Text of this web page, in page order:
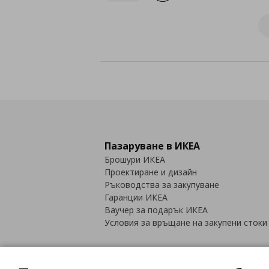
Пазаруване в ИКЕА
Брошури ИКЕА
Проектиране и дизайн
Ръководства за закупуване
Гаранции ИКЕА
Ваучер за подарък ИКЕА
Условия за връщане на закупени стоки